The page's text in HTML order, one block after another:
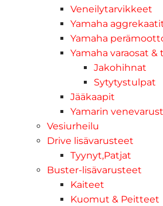
Veneilytarvikkeet
Yamaha
Yamaha
Yamaha varaosat
Jakohihnat
Sytytystulpat
Jääkaapit
Yamarin
Vesiurheilu
Drive lisävarusteet
Tyynyt,Patjat
Buster-lisävarusteet
Kaiteet
Kuomut & Peitteet